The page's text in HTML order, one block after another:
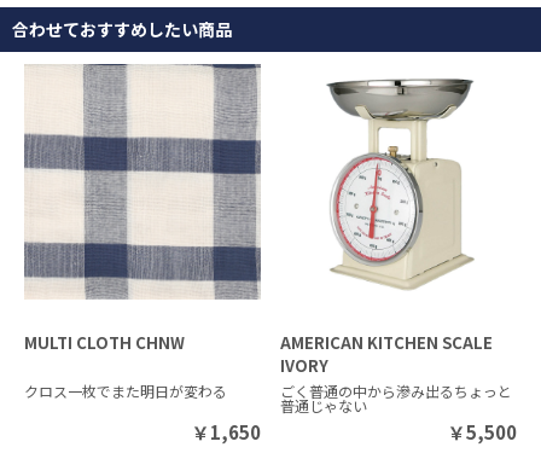
合わせておすすめしたい商品
MULTI CLOTH CHNW
クロス一枚でまた明日が変わる
￥1,650
AMERICAN KITCHEN SCALE
IVORY
ごく普通の中から滲み出るちょっと
普通じゃない
￥5,500